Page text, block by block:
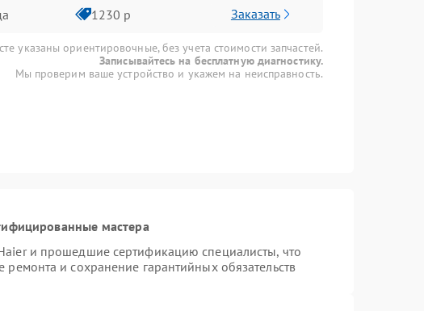
1230 р Заказать
указаны ориентировочные, без учета стоимости запчастей.
Записывайтесь на бесплатную диагностику.
Мы проверим ваше устройство и укажем на неисправность.
мастера
и прошедшие сертификацию специалисты, что
ремонта и сохранение гарантийных обязательств